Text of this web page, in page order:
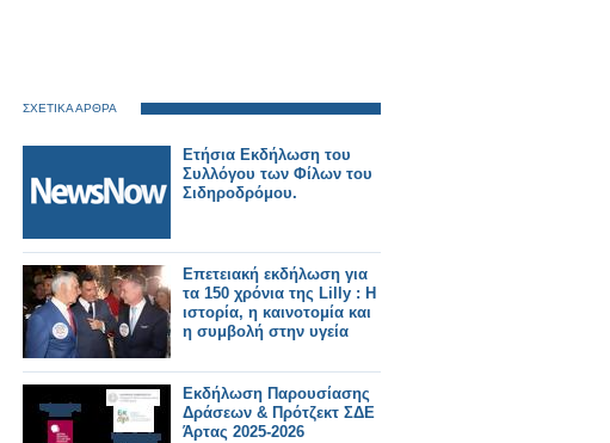
ΣΧΕΤΙΚΑ ΑΡΘΡΑ
Ετήσια Εκδήλωση του
Συλλόγου των Φίλων του
Σιδηροδρόμου.
Επετειακή εκδήλωση για
τα 150 χρόνια της Lilly : Η
ιστορία, η καινοτομία και
η συμβολή στην υγεία
Εκδήλωση Παρουσίασης
Δράσεων & Πρότζεκτ ΣΔΕ
Άρτας 2025-2026